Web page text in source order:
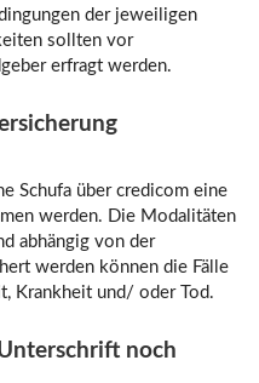
der jeweiligen
sollten vor
erfragt werden.
Schufa über credicom eine
werden. Die Modalitäten
abhängig von der
werden können die Fälle
Krankheit und/ oder Tod.
noch